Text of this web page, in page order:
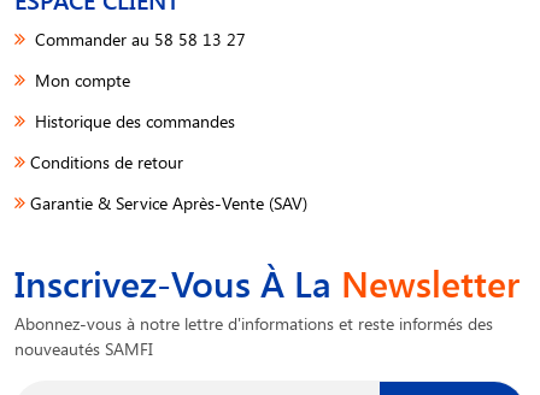
Commander au 58 58 13 27
Mon compte
Historique des commandes
Conditions de retour
Garantie & Service Après-Vente (SAV)
Inscrivez-Vous À La Newsletter
Abonnez-vous à notre lettre d'informations et reste informés des
nouveautés SAMFI